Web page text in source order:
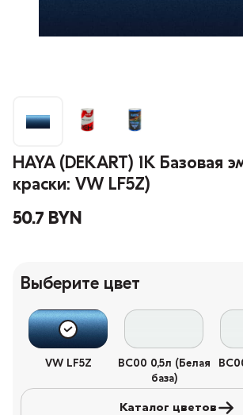
HAYA (DEKART) 1К Базовая
краски: VW LF5Z)
50.7 BYN
Выберите цвет
VW LF5Z
BC00 0,5л (Белая
база)
Каталог цветов